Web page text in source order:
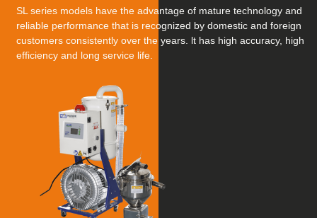
SL series models have the advantage of mature technology and
reliable performance that is recognized by domestic and foreign
customers consistently over the years. lt has high accuracy, high
efficiency and long service life.